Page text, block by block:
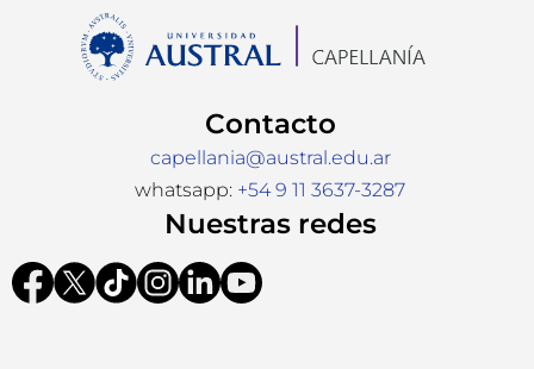
Contacto
capellania@austral.edu.ar
whatsapp: +54 9 11 3637-3287
Nuestras redes